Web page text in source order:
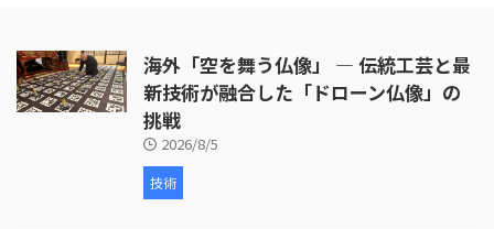
海外「空を舞う仏像」 ― 伝統工芸と最
新技術が融合した「ドローン仏像」の
挑戦
2026/8/5
技術